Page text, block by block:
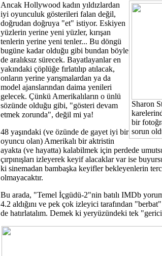
Sharon
bir
sorun
Ancak Hollywood kadın yıldızlardan
iyi oyunculuk gösterileri falan değil,
doğrudan doğruya "et" istiyor. Eskiyen
yüzlerin yerine yeni yüzler, kırışan
tenlerin yerine yeni tenler... Bu döngü
bugüne kadar olduğu gibi bundan böyle
de aralıksız sürecek. Bayatlayanlar en
yakındaki çöplüğe fırlatılıp atılacak,
onların yerine yarışmalardan ya da
model ajanslarından daima yenileri
gelecek. Çünkü Amerikalıların o ünlü
sözünde olduğu gibi, "gösteri devam
etmek zorunda", değil mi ya!
48 yaşındaki (ve özünde de gayet iyi bir
oyuncu olan) Amerikalı bir aktristin
ayakta (ve hayatta) kalabilmek için perdede
çırpınışları izleyerek keyif alacaklar var ise
ki sinemadan bambaşka keyifler bekleyenlerin
olmayacaktır.
Bu arada, "Temel İçgüdü-2"nin batılı IMDb
4.2 aldığını ve pek çok izleyici tarafından
de hatırlatalım. Demek ki yeryüzündeki tek